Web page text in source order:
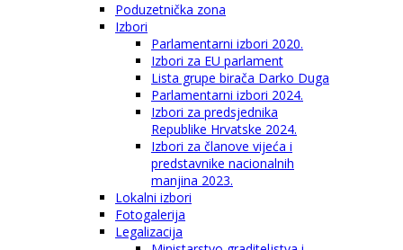
Poduzetnička zona
Izbori
Parlamentarni izbori 2020.
Izbori za EU parlament
Lista grupe birača Darko Duga
Parlamentarni izbori 2024.
Izbori za predsjednika
Republike Hrvatske 2024.
Izbori za članove vijeća i
predstavnike nacionalnih
manjina 2023.
Lokalni izbori
Fotogalerija
Legalizacija